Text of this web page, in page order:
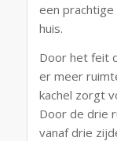
een
huis.
Door het feit
er meer
kachel zorgt
Door de drie
vanaf drie